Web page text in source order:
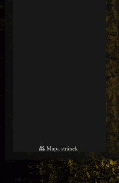
Mapa stránek